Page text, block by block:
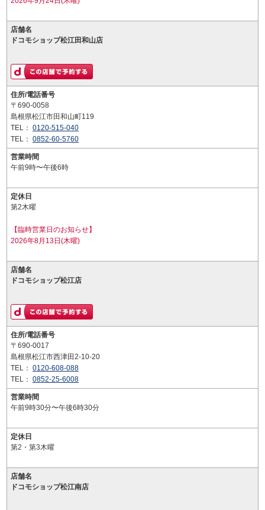
店舗名
ドコモショップ松江田和山店
住所/電話番号
〒690-0058
島根県松江市田和山町119
TEL： 0120-515-040
TEL： 0852-60-5760
営業時間
午前9時〜午後6時
定休日
第2木曜
【臨時営業日のお知らせ】
2026年8月13日(木曜)
店舗名
ドコモショップ松江店
住所/電話番号
〒690-0017
島根県松江市西津田2-10-20
TEL： 0120-608-088
TEL： 0852-25-6008
営業時間
午前9時30分〜午後6時30分
定休日
第2・第3木曜
店舗名
ドコモショップ松江南店